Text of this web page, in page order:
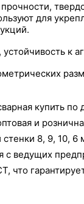
для
устойчивость к
купить
и
8, 9, 10,
с ведущих
что